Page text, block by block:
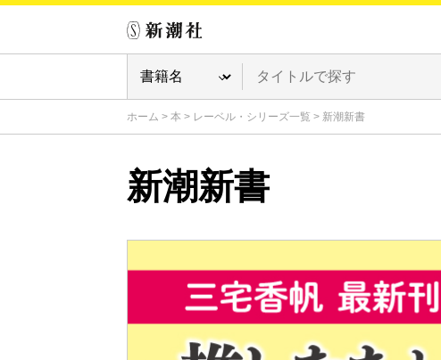
ホーム > 本 > レーベル・シリーズ一覧 > 新潮新書
新潮新書